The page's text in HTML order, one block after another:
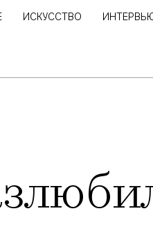
ИСКУССТВО